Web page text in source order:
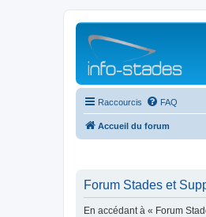
Raccourcis FAQ
Accueil du forum
Forum Stades et
En accédant à « Forum